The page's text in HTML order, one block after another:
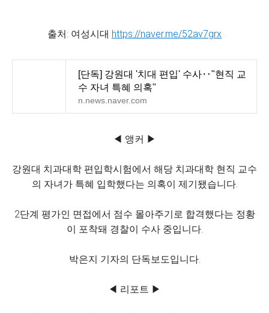
출처: 여성시대 https://naver.me/52av7grx
[단독] 강원대 '치대 편입' 수사‥"현직 교
수 자녀 특혜 의혹"
n.news.naver.com
◀ 앵커 ▶
강원대 치과대학 편입학시험에서 해당 치과대학 현직 교수
의 자녀가 특혜 입학했다는 의혹이 제기됐습니다.
2단계 평가인 면접에서 점수 몰아주기로 합격했다는 정황
이 포착돼 경찰이 수사 중입니다.
박은지 기자의 단독보도입니다.
◀ 리포트 ▶